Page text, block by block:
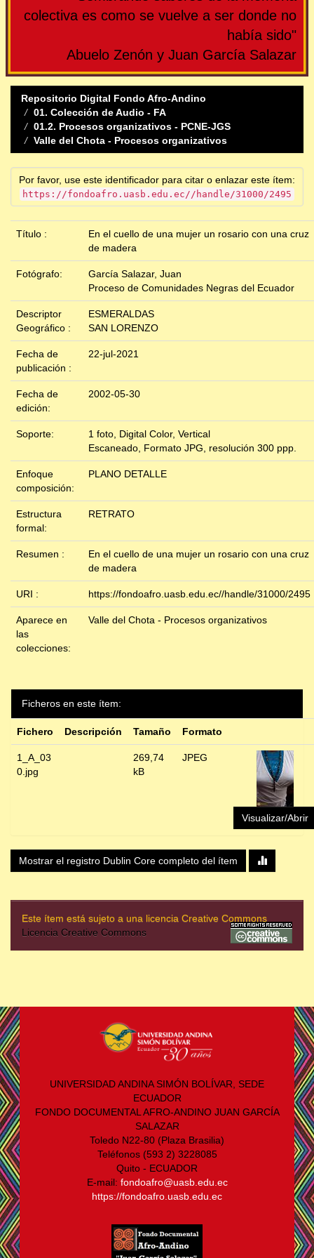
colectiva es como se vuelve a ser donde no
había sido"
Abuelo Zenón y Juan García Salazar
Repositorio Digital Fondo Afro-Andino
01. Colección de Audio - FA
01.2. Procesos organizativos - PCNE-JGS
Valle del Chota - Procesos organizativos
Por favor, use este identificador para citar o enlazar este ítem:
https://fondoafro.uasb.edu.ec//handle/31000/2495
Título :
En el cuello de una mujer un rosario con una cruz
de madera
Fotógrafo:
García Salazar, Juan
Proceso de Comunidades Negras del Ecuador
Descriptor
Geográfico :
ESMERALDAS
SAN LORENZO
Fecha de
publicación :
22-jul-2021
Fecha de
edición:
2002-05-30
Soporte:
1 foto, Digital Color, Vertical
Escaneado, Formato JPG, resolución 300 ppp.
Enfoque
composición:
PLANO DETALLE
Estructura
formal:
RETRATO
Resumen :
En el cuello de una mujer un rosario con una cruz
de madera
URI : https://fondoafro.uasb.edu.ec//handle/31000/2495
Aparece en
las
colecciones:
Valle del Chota - Procesos organizativos
Ficheros en este ítem:
Fichero Descripción Tamaño Formato
1_A_03
0.jpg
269,74
kB
JPEG
Visualizar/Abrir
Mostrar el registro Dublin Core completo del ítem
Este ítem está sujeto a una licencia Creative Commons
Licencia Creative Commons
UNIVERSIDAD ANDINA SIMÓN BOLÍVAR, SEDE
ECUADOR
FONDO DOCUMENTAL AFRO-ANDINO JUAN GARCÍA
SALAZAR
Toledo N22-80 (Plaza Brasilia)
Teléfonos (593 2) 3228085
Quito - ECUADOR
E-mail: fondoafro@uasb.edu.ec
https://fondoafro.uasb.edu.ec